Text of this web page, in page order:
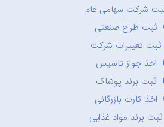
شرکت سهامی عام
ثبت طرح صنعتی
ثبت تغییرات شرکت
اخذ جواز تاسیس
ثبت برند پوشاک
اخذ کارت بازرگانی
ثبت برند مواد غذایی